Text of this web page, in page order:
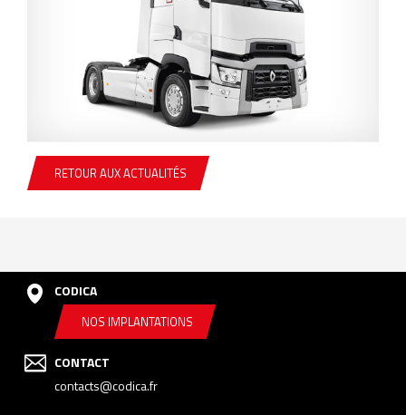
RETOUR AUX ACTUALITÉS
CODICA
NOS IMPLANTATIONS
CONTACT
contacts@codica.fr